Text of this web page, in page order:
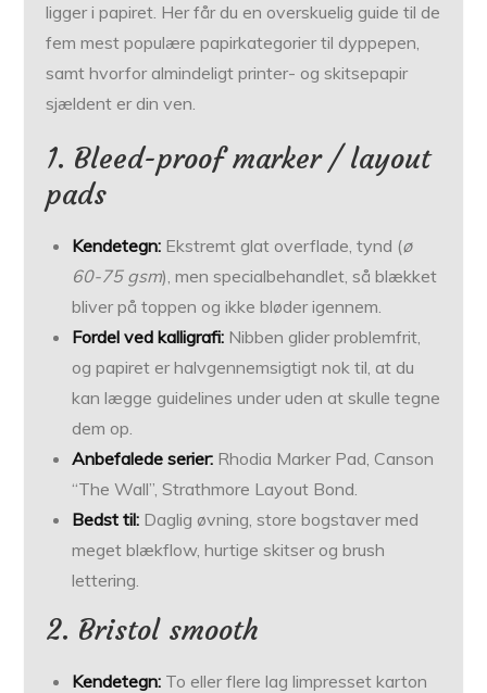
ligger i papiret. Her får du en overskuelig guide til de
fem mest populære papirkategorier til dyppepen,
samt hvorfor almindeligt printer- og skitsepapir
sjældent er din ven.
1. Bleed-proof marker / layout
pads
Kendetegn: Ekstremt glat overflade, tynd (ø
60-75 gsm), men specialbehandlet, så blækket
bliver på toppen og ikke bløder igennem.
Fordel ved kalligrafi: Nibben glider problemfrit,
og papiret er halvgennemsigtigt nok til, at du
kan lægge guidelines under uden at skulle tegne
dem op.
Anbefalede serier: Rhodia Marker Pad, Canson
“The Wall”, Strathmore Layout Bond.
Bedst til: Daglig øvning, store bogstaver med
meget blækflow, hurtige skitser og brush
lettering.
2. Bristol smooth
Kendetegn: To eller flere lag limpresset karton